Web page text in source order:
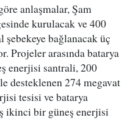
anlaşmalar, Şam
kurulacak ve 400
bağlanacak üç
Projeler arasında batarya
enerjisi santrali, 200
desteklenen 274 megavat
tesisi ve batarya
ikinci bir güneş enerjisi